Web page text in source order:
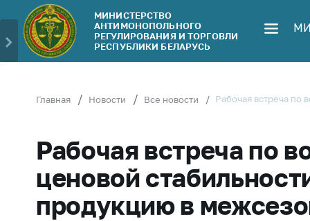
Министерство
Руководство
Министерства
органы
Законодательство
Антикоррупционная
деятельность
МИНИСТЕРСТВО
АНТИМОНОПОЛЬНОГО
РЕГУЛИРОВАНИЯ И ТОРГОВЛИ
РЕСПУБЛИКИ БЕЛАРУСЬ
Главная Новости Все новости Рабочая встреча по
Рабочая встреча по
ценовой
продукцию в